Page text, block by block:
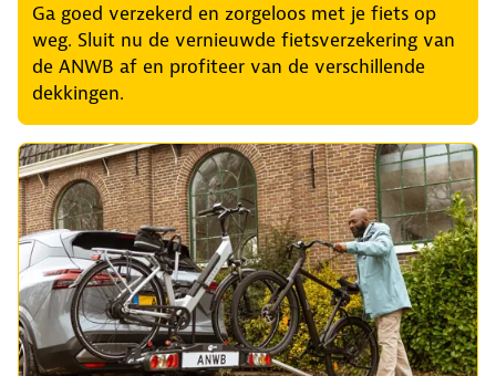
Ga goed verzekerd en zorgeloos met je fiets op
weg. Sluit nu de vernieuwde fietsverzekering van
de ANWB af en profiteer van de verschillende
dekkingen.